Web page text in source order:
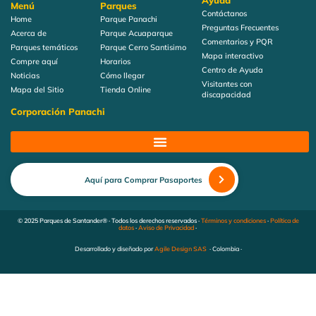
Menú
Home
Acerca de
Parques temáticos
Compre aquí
Noticias
Mapa del Sitio
Parques
Parque Panachi
Parque Acuaparque
Parque Cerro Santisimo
Horarios
Cómo llegar
Tienda Online
Contáctanos
Preguntas Frecuentes
Comentarios y PQR
Mapa interactivo
Centro de Ayuda
Visitantes con
discapacidad
Corporación Panachi
Aquí para Comprar Pasaportes
© 2025 Parques de Santander® · Todos los derechos reservados ·Términos y condiciones·Política de
datos·Aviso de Privacidad·
Desarrollado y diseñado porAgile Design SAS· Colombia ·